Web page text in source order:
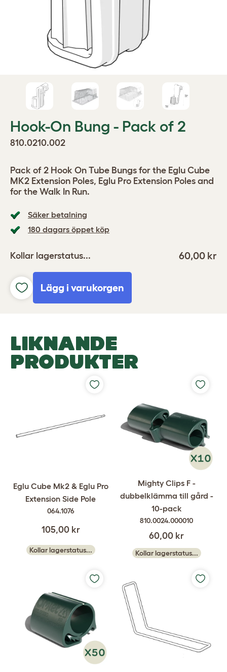
Hook-On Bung - Pack of 2
810.0210.002
Säker betalning
180 dagars öppet köp
Kollar lagerstatus... 60,00 kr
Lägg i varukorgen
Pack of 2 Hook On Tube Bungs for the Eglu Cube
MK2 Extension Poles, Eglu Pro Extension Poles and
for the Walk In Run.
LIKNANDE
PRODUKTER
Eglu Cube Mk2 & Eglu Pro
Extension Side Pole
064.1076
105,00 kr
Kollar lagerstatus...
Mighty Clips F -
dubbelklämma till gård -
10-pack
810.0024.000010
60,00 kr
Kollar lagerstatus...